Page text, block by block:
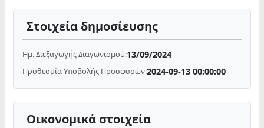
Στοιχεία δημοσίευσης
Ημ. Διεξαγωγής Διαγωνισμού:13/09/2024
Προθεσμία Υποβολής Προσφορών:2024-09-13 00:00:00
Οικονομικά στοιχεία